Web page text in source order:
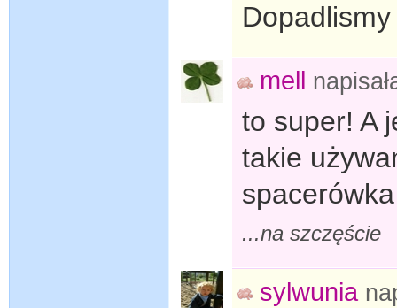
mell
to super! A
takie
...na szczęście
sylwunia